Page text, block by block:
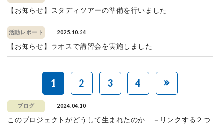
【お知らせ】スタディツアーの準備を行いました
活動レポート 2025.10.24
【お知らせ】ラオスで講習会を実施しました
1 2 3 4
ブログ 2024.04.10
このプロジェクトがどうして生まれたのか －リンクする２つ